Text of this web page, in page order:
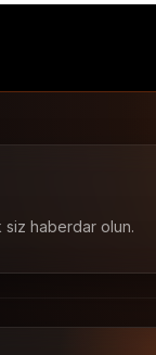
siz haberdar olun.